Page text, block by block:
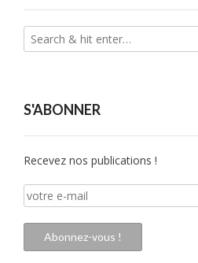
S'ABONNER
Recevez nos publications !
votre
e-
mail
Abonnez-vous !